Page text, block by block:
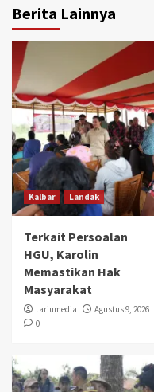
Berita Lainnya
Kalbar Landak
Terkait Persoalan
HGU, Karolin
Memastikan Hak
Masyarakat
tariumedia
Agustus 9, 2026
0